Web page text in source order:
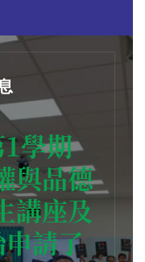
學期
與品德
講座及
請了